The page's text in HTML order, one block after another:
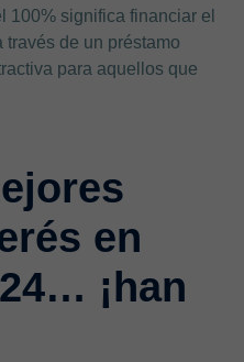
100% significa financiar el
de un préstamo
para aquellos que
en
¡han